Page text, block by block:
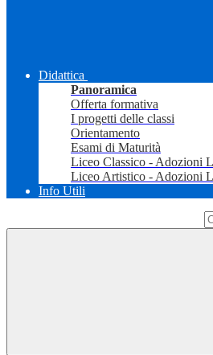
Didattica
Panoramica
Offerta formativa
I progetti delle classi
Orientamento
Esami di Maturità
Liceo Classico - Adozioni
Liceo Artistico - Adozioni
Info Utili